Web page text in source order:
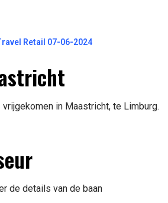
Retail 07-06-2024
in Maastricht, te Limburg.
de details van de baan